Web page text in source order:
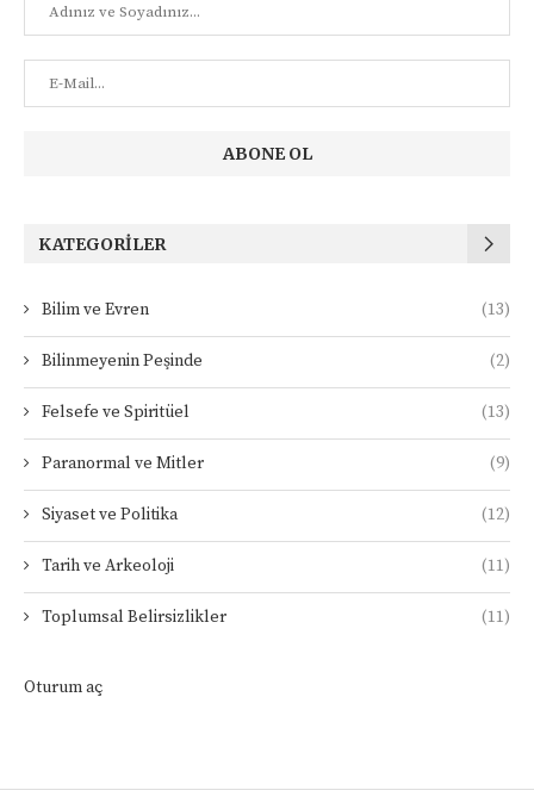
KATEGORILER
Bilim ve Evren (13)
Bilinmeyenin Peşinde (2)
Felsefe ve Spiritüel (13)
Paranormal ve Mitler (9)
Siyaset ve Politika (12)
Tarih ve Arkeoloji (11)
Toplumsal Belirsizlikler (11)
Oturum aç